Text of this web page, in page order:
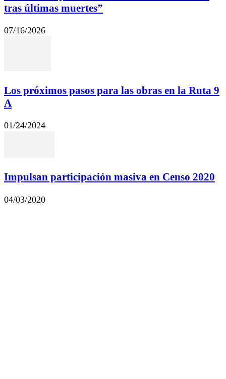
tras últimas muertes”
07/16/2026
Los próximos pasos para las obras en la Ruta 9
A
01/24/2024
Impulsan participación masiva en Censo 2020
04/03/2020